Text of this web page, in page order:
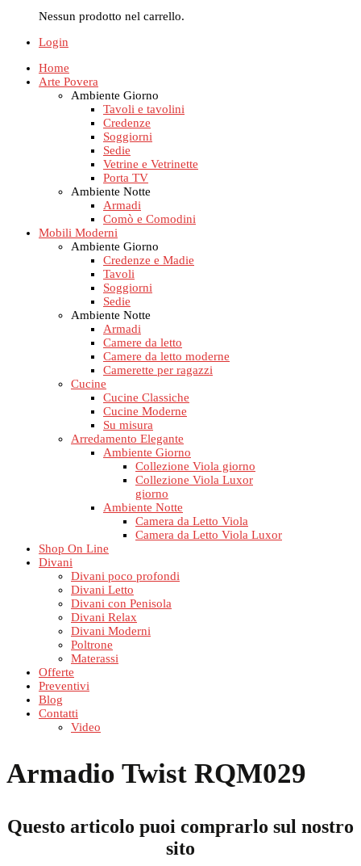
Nessun prodotto nel carrello.
Login
Home
Arte Povera
Ambiente Giorno
Tavoli e tavolini
Credenze
Soggiorni
Sedie
Vetrine e Vetrinette
Porta TV
Ambiente Notte
Armadi
Comò e Comodini
Mobili Moderni
Ambiente Giorno
Credenze e Madie
Tavoli
Soggiorni
Sedie
Ambiente Notte
Armadi
Camere da letto
Camere da letto moderne
Camerette per ragazzi
Cucine
Cucine Classiche
Cucine Moderne
Su misura
Arredamento Elegante
Ambiente Giorno
Collezione Viola giorno
Collezione Viola Luxor
giorno
Ambiente Notte
Camera da Letto Viola
Camera da Letto Viola Luxor
Shop On Line
Divani
Divani poco profondi
Divani Letto
Divani con Penisola
Divani Relax
Divani Moderni
Poltrone
Materassi
Offerte
Preventivi
Blog
Contatti
Video
Armadio Twist RQM029
Questo articolo puoi comprarlo sul nostro
sito